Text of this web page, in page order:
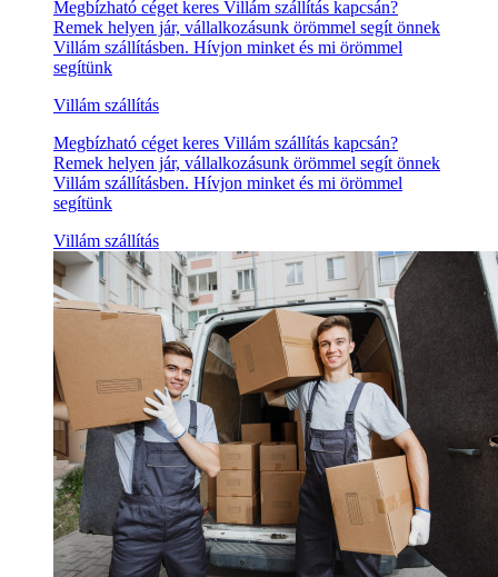
Megbízható céget keres Villám szállítás kapcsán?
Remek helyen jár, vállalkozásunk örömmel segít önnek
Villám szállításben. Hívjon minket és mi örömmel
segítünk
Villám szállítás
Megbízható céget keres Villám szállítás kapcsán?
Remek helyen jár, vállalkozásunk örömmel segít önnek
Villám szállításben. Hívjon minket és mi örömmel
segítünk
Villám szállítás